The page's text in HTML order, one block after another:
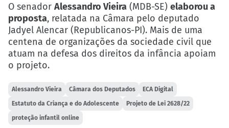
O senador Alessandro Vieira (MDB-SE) elaborou a
proposta, relatada na Câmara pelo deputado
Jadyel Alencar (Republicanos-PI). Mais de uma
centena de organizações da sociedade civil que
atuam na defesa dos direitos da infância apoiam
o projeto.
Alessandro Vieira Câmara dos Deputados ECA Digital
Estatuto da Criança e do Adolescente Projeto de Lei 2628/22
proteção infantil online